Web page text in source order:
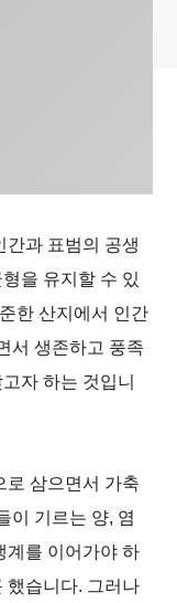
간과 표범의 공생
을 유지할 수 있
한 산지에서 인간
서 생존하고 풍족
자 하는 것입니
로 삼으면서 가축
이 기르는 양, 염
계를 이어가야 하
했습니다. 그러나